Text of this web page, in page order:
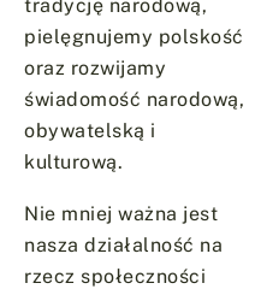
tradycję narodową,
pielęgnujemy polskość
oraz rozwijamy
świadomość narodową,
obywatelską i
kulturową.
Nie mniej ważna jest
nasza działalność na
rzecz społeczności